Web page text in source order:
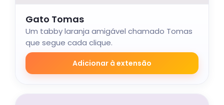
Gato Tomas
Um tabby laranja amigável chamado Tomas
que segue cada clique.
Adicionar à extensão